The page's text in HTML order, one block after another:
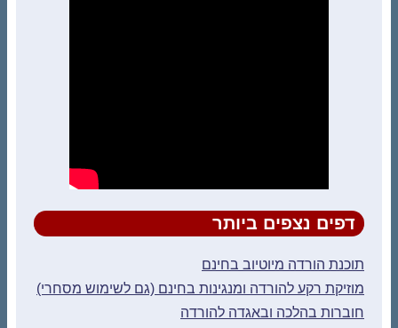
דפים נצפים ביותר
תוכנת הורדה מיוטיוב בחינם
מוזיקת רקע להורדה ומנגינות בחינם (גם לשימוש מסחרי)
חוברות בהלכה ובאגדה להורדה